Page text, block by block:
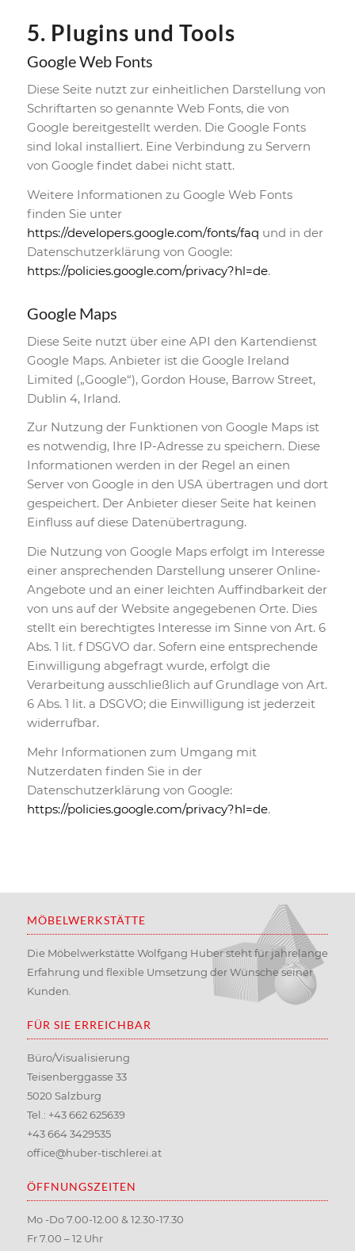
5. Plugins und Tools
Google Web Fonts
Diese Seite nutzt zur einheitlichen Darstellung von
Schriftarten so genannte Web Fonts, die von
Google bereitgestellt werden. Die Google Fonts
sind lokal installiert. Eine Verbindung zu Servern
von Google findet dabei nicht statt.
Weitere Informationen zu Google Web Fonts
finden Sie unter
https://developers.google.com/fonts/faq und in der
Datenschutzerklärung von Google:
https://policies.google.com/privacy?hl=de.
Google Maps
Diese Seite nutzt über eine API den Kartendienst
Google Maps. Anbieter ist die Google Ireland
Limited („Google“), Gordon House, Barrow Street,
Dublin 4, Irland.
Zur Nutzung der Funktionen von Google Maps ist
es notwendig, Ihre IP-Adresse zu speichern. Diese
Informationen werden in der Regel an einen
Server von Google in den USA übertragen und dort
gespeichert. Der Anbieter dieser Seite hat keinen
Einfluss auf diese Datenübertragung.
Die Nutzung von Google Maps erfolgt im Interesse
einer ansprechenden Darstellung unserer Online-
Angebote und an einer leichten Auffindbarkeit der
von uns auf der Website angegebenen Orte. Dies
stellt ein berechtigtes Interesse im Sinne von Art. 6
Abs. 1 lit. f DSGVO dar. Sofern eine entsprechende
Einwilligung abgefragt wurde, erfolgt die
Verarbeitung ausschließlich auf Grundlage von Art.
6 Abs. 1 lit. a DSGVO; die Einwilligung ist jederzeit
widerrufbar.
Mehr Informationen zum Umgang mit
Nutzerdaten finden Sie in der
Datenschutzerklärung von Google:
https://policies.google.com/privacy?hl=de.
MÖBELWERKSTÄTTE
Die Möbelwerkstätte Wolfgang Huber steht für jahrelange
Erfahrung und flexible Umsetzung der Wünsche seiner
Kunden.
FÜR SIE ERREICHBAR
Büro/Visualisierung
Teisenberggasse 33
5020 Salzburg
Tel.: +43 662 625639
+43 664 3429535
office@huber-tischlerei.at
ÖFFNUNGSZEITEN
Mo -Do 7.00-12.00 & 12.30-17.30
Fr 7.00 – 12 Uhr